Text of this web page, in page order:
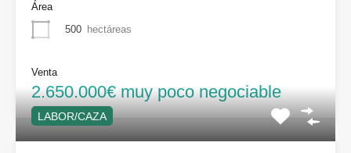
Área
500 hectáreas
Venta
2.650.000€ muy poco negociable
LABOR/CAZA